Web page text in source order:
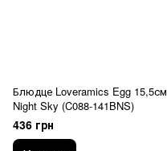
Блюдце Loveramics Egg 15,5см
Night Sky (C088-141BNS)
436 грн